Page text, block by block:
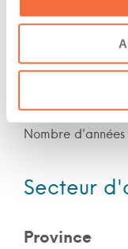
Nuit
Nombre
Secteur
Province